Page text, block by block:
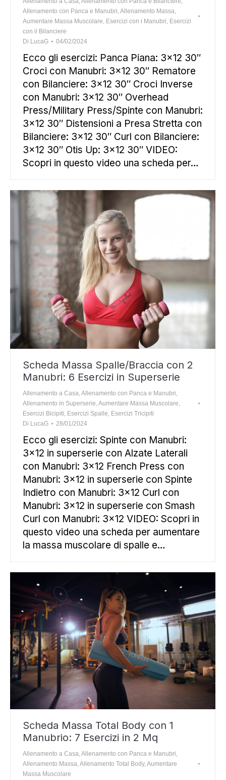
Allenamento con Panca e Manubri,Allenamento Massa,
Aumentare Massa Muscolare, Esercizi con i Manubri, Esercizi
con il Bilanciere
Di LucaG 04/02/2024
Ecco gli esercizi: Panca Piana: 3×12 30″
Croci con Manubri: 3×12 30″ Rematore
con Bilanciere: 3×12 30″ Croci Inverse
con Manubri: 3×12 30″ Overhead
Press/Military Press/Spinte con Manubri:
3×12 30″ Distensioni a Presa Stretta con
Bilanciere: 3×12 30″ Curl con Bilanciere:
3×12 30″ Otis Up: 3×12 30″ VIDEO:
Scopri in questo video una scheda per…
Scheda Massa Spalle/Braccia con 2
Manubri: 6 Esercizi in Superserie
Allenamento a Casa Allenamento con Panca e Manubri
Allenamento in Superserie Aumentare Massa Muscolare
Esercizi Bicipiti Esercizi Spalle Esercizi Tricipiti
Di LucaG 28/01/2024
Ecco gli esercizi: Spinte con Manubri:
3×12 in superserie con Alzate Laterali
con Manubri: 3×12 French Press con
Manubri: 3×12 in superserie con Spinte
Indietro con Manubri: 3×12 Curl con
Manubri: 3×12 in superserie con Smash
Curl con Manubri: 3×12 VIDEO: Scopri in
questo video una scheda per aumentare
la massa muscolare di spalle e…
Scheda Massa Total Body con 1
Manubrio: 7 Esercizi in 2 Mq
Allenamento a Casa,Allenamento con Panca e Manubri,
Allenamento Massa,Allenamento Total Body,Aumentare
Massa Muscolare